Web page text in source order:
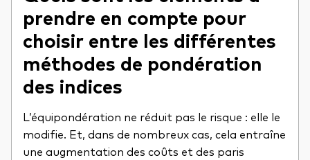
prendre en compte pour
choisir entre les différentes
méthodes de pondération
des indices
L’équipondération ne réduit pas le risque : elle le
modifie. Et, dans de nombreux cas, cela entraîne
une augmentation des coûts et des paris